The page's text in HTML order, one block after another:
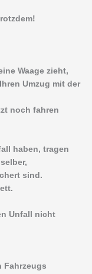
Waage zieht,
Umzug mit der
noch fahren
haben, tragen
sind.
Unfall nicht
Fahrzeugs